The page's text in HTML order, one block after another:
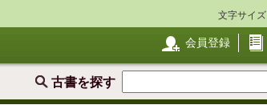
文字サイズ
会員登録
古書を探す